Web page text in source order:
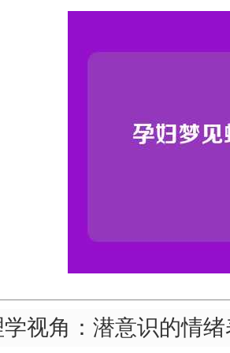
视角：潜意识的情